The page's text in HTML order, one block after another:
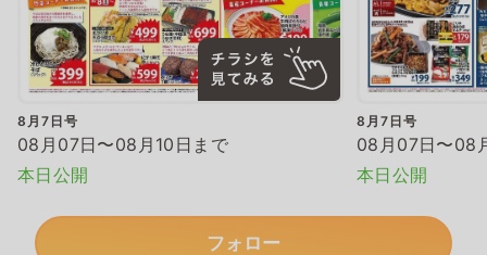
8月7日号
08月07日〜08月10日まで
本日公開
8月7日号
08月07日〜08
本日公開
フォロー